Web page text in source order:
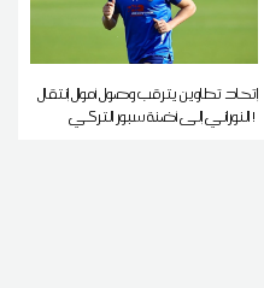
إتحاد تطاوين يترقب وصول أموال إنتقال
النوراني إلى أضنة سبور التركي !